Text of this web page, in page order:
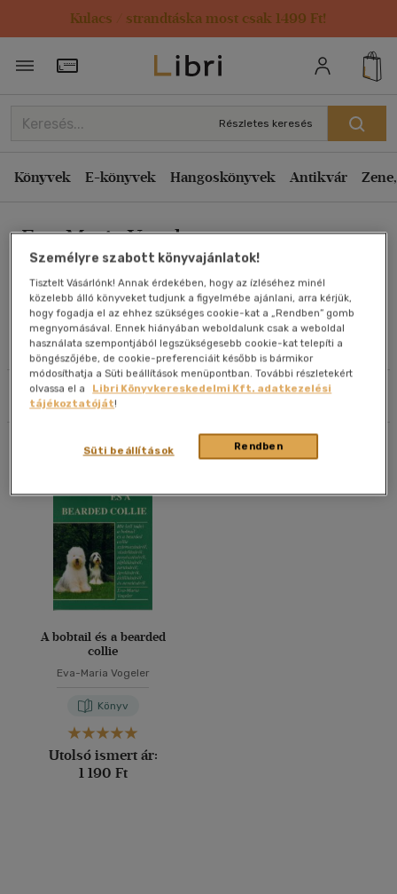
Kulacs / strandtáska most csak 1499 Ft!
Törzsvásárlói Kártya adatai
Részletes keresés
Könyvek E-könyvek Hangoskönyvek Antikvár
Eva-Maria Vogeler
Művei
Olvasói vélemények
Szűrés Rendezés
Rendezés
Kiadás éve szerint csökkenő
Ár szerint csökkenő
Eladott darabszám szerint csökkenő
Eladott darabszám szerint növekvő
Cím szerint A-Z
Szerző szerint A-Z
Megjelenítés
20 db / oldal
Alkalmaz
Összesen db
A bobtail és a bearded
collie
Eva-Maria Vogeler
Könyv
Utolsó ismert ár:
1 190 Ft
Személyre szabott könyvajánlatok!
Tisztelt Vásárlónk! Annak érdekében, hogy az ízléséhez minél
közelebb álló könyveket tudjunk a figyelmébe ajánlani, arra kérjük,
hogy fogadja el az ehhez szükséges cookie-kat a „Rendben” gomb
megnyomásával. Ennek hiányában weboldalunk csak a weboldal
használata szempontjából legszükségesebb cookie-kat telepíti a
böngészőjébe, de cookie-preferenciáit később is bármikor
módosíthatja a Süti beállítások menüpontban. További részletekért
olvassa el a
Libri Könyvkereskedelmi Kft. adatkezelési
tájékoztatóját!
Rendben
Süti beállítások